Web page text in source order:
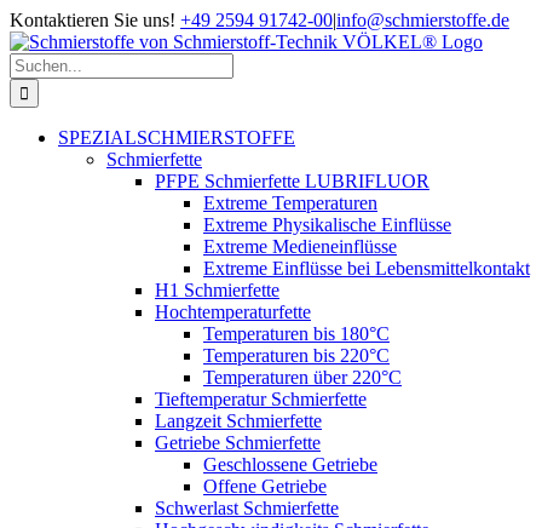
Zum
Inhalt
springen
Kontaktieren Sie uns! +49 2594 91742-00|info@schmierstoffe.de
Suche
nach:
SPEZIALSCHMIERSTOFFE
Schmierfette
PFPE Schmierfette LUBRIFLUOR
Extreme Temperaturen
Extreme Physikalische Einflüsse
Extreme Medieneinflüsse
Extreme Einflüsse bei Lebensmittelkontakt
H1 Schmierfette
Hochtemperaturfette
Temperaturen bis 180°C
Temperaturen bis 220°C
Temperaturen über 220°C
Tieftemperatur Schmierfette
Langzeit Schmierfette
Getriebe Schmierfette
Geschlossene Getriebe
Offene Getriebe
Schwerlast Schmierfette